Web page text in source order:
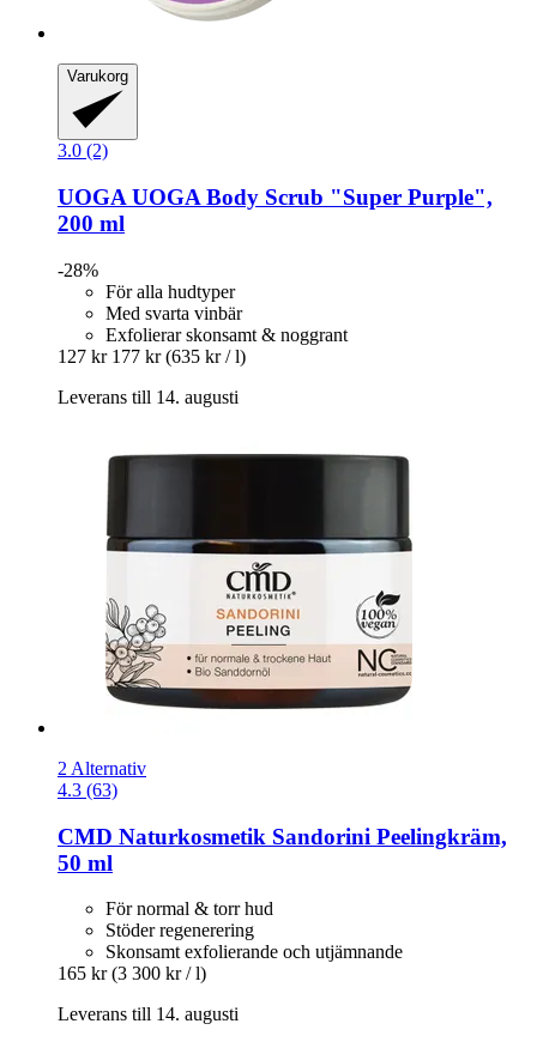
Varukorg
3.0 (2)
UOGA UOGA Body Scrub "Super Purple",
200 ml
-28%
För alla hudtyper
Med svarta vinbär
Exfolierar skonsamt & noggrant
127 kr 177 kr (635 kr / l)
Leverans till 14. augusti
2 Alternativ
4.3 (63)
CMD Naturkosmetik Sandorini Peelingkräm,
50 ml
För normal & torr hud
Stöder regenerering
Skonsamt exfolierande och utjämnande
165 kr (3 300 kr / l)
Leverans till 14. augusti